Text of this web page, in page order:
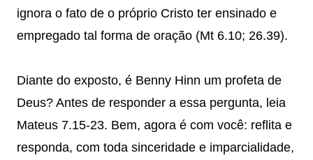
ignora o fato de o próprio Cristo ter ensinado e
empregado tal forma de oração (Mt 6.10; 26.39).
Diante do exposto, é Benny Hinn um profeta de
Deus? Antes de responder a essa pergunta, leia
Mateus 7.15-23. Bem, agora é com você: reflita e
responda, com toda sinceridade e imparcialidade,